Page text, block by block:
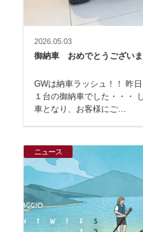
2026.05.03
御納車 おめでとうございま
GWは納車ラッシュ！！ 昨日、５月２日（土）は、かなりレアな
１台の御納車でした・・・ しかし、私のミスで２日遅れの御納
車となり、お客様にご…
ニュース